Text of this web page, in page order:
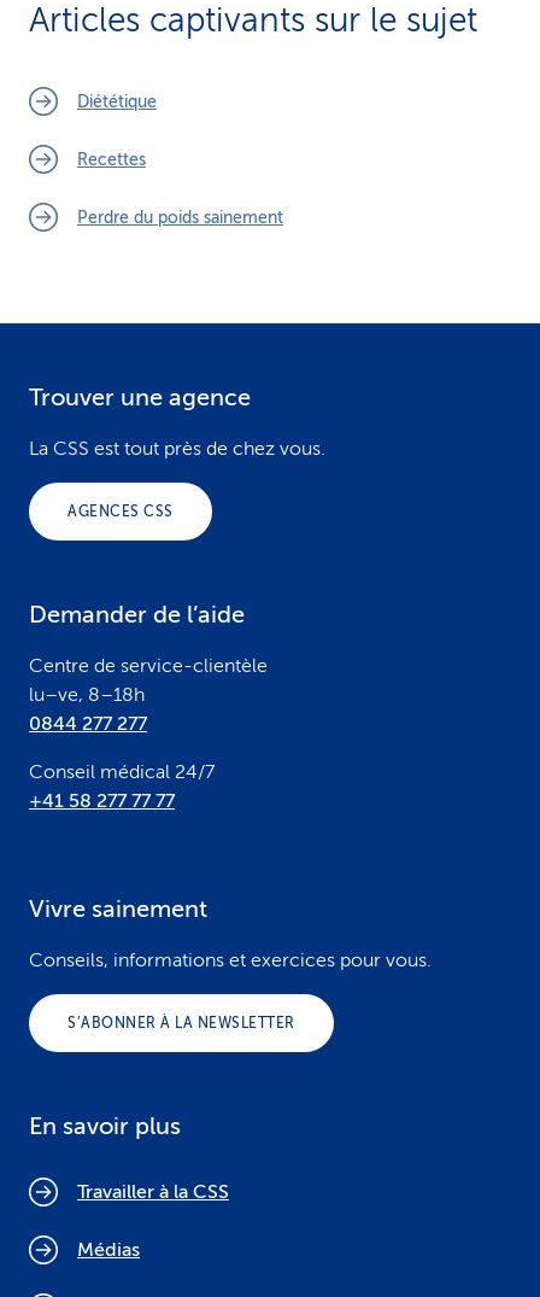
Articles captivants sur le sujet
Diététique
Recettes
Perdre du poids sainement
Trouver une agence
La CSS est tout près de chez vous.
AGENCES CSS
Demander de l’aide
Centre de service-clientèle
lu–ve, 8–18h
0844 277 277
Conseil médical 24/7
+41 58 277 77 77
Vivre sainement
Conseils, informations et exercices pour vous.
S’ABONNER À LA NEWSLETTER
En savoir plus
Travailler à la CSS
Médias